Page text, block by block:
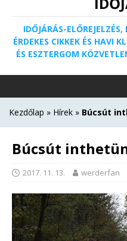
IDŐJÁRÁS-
ÉRDEKES CIKKEK ÉS HAVI
ÉS ESZTERGOM
Kezdőlap » Hírek » Búcsút
Búcsút
2017. 11. 13. werderfan